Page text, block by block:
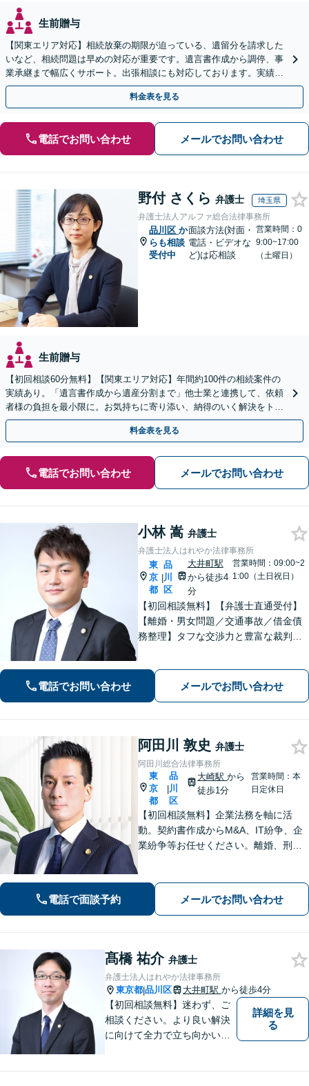
生前贈与
【関東エリア対応】相続放棄の期限が迫っている、遺留分を請求した
いなど、相続問題は早めの対応が重要です。遺言書作成から調停、事
業承継まで幅広くサポート。出張相談にも対応しております。実績豊
富な当事務所へ今すぐご連絡ください【初回相談無料】
料金表を見る
電話でお問い合わせ メールでお問い合わせ
野付 さくら 弁護士 埼玉県
弁護士法人アルファ総合法律事務所
品川区 か
らも相談
受付中
面談方法(対面・
電話・ビデオな
ど)は応相談
営業時間：0
9:00~17:00
（土曜日）
生前贈与
【初回相談60分無料】【関東エリア対応】年間約100件の相続案件の
実績あり。「遺言書作成から遺産分割まで」他士業と連携して、依頼
者様の負担を最小限に。お気持ちに寄り添い、納得のいく解決をトー
タル・サポート【当日・夜間（18時まで）の相談可】
料金表を見る
電話でお問い合わせ メールでお問い合わせ
小林 嵩 弁護士
弁護士法人はれやか法律事務所
東
京
都
|
品
川
区
大井町駅
から徒歩4
分
営業時間：09:00~2
1:00（土日祝日）
【初回相談無料】【弁護士直通受付】
【離婚・男女問題／交通事故／借金債
務整理】タフな交渉力と豊富な裁判の
スを提供します。【大井町駅徒歩2分】
電話でお問い合わせ メールでお問い合わせ
阿田川 敦史 弁護士
阿田川総合法律事務所
東
京
都
|
品
川
区
大崎駅から
徒歩1分
営業時間：本
日定休日
【初回相談無料】企業法務を軸に活
動。契約書作成からM&A、IT紛争、企
業紛争等お任せください。離婚、刑事
崎駅徒歩1分】【弁護士歴10年以上】
電話で面談予約 メールでお問い合わせ
髙橋 祐介 弁護士
弁護士法人はれやか法律事務所
東京都|品川区 大井町駅 から徒歩4分
【初回相談無料】迷わず、ご
相談ください。より良い解決
に向けて全力で立ち向かいま
詳細を見
る